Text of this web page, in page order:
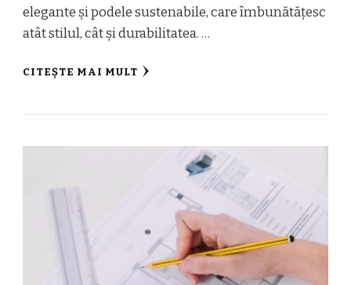
elegante și podele sustenabile, care îmbunătățesc
atât stilul, cât și durabilitatea. …
CITEȘTE MAI MULT